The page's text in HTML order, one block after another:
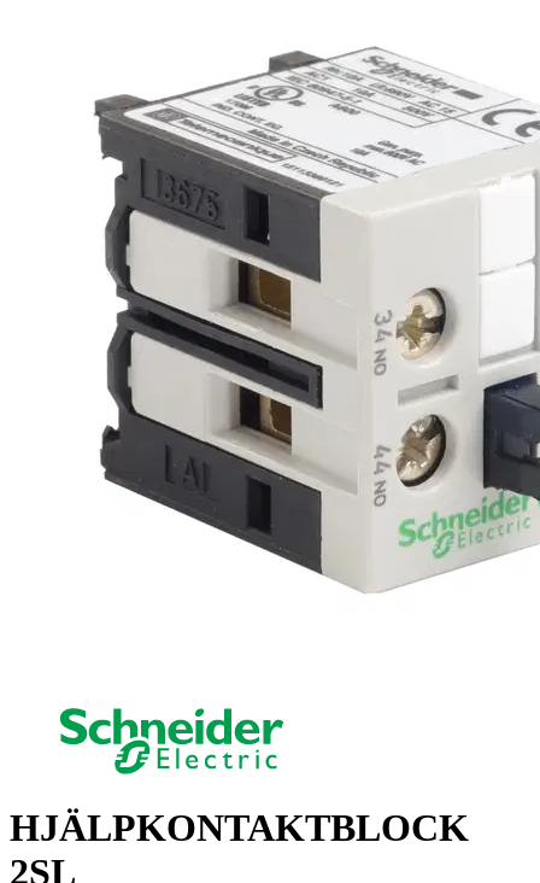
HJÄLPKONTAKTBLOCK
2SL